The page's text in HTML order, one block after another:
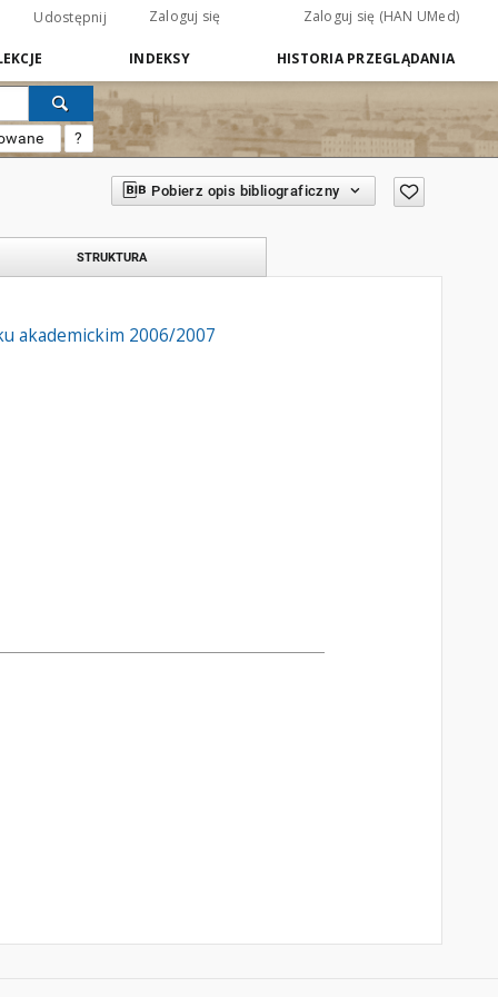
Udostępnij Zaloguj się Zaloguj się (HAN UMed)
INDEKSY HISTORIA PRZEGLĄDANIA
?
Pobierz opis bibliograficzny
STRUKTURA
akademickim 2006/2007